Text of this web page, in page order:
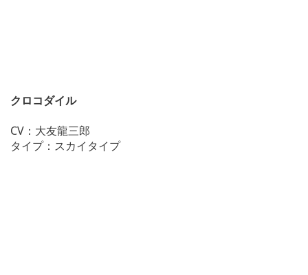
クロコダイル
CV：大友龍三郎
タイプ：スカイタイプ